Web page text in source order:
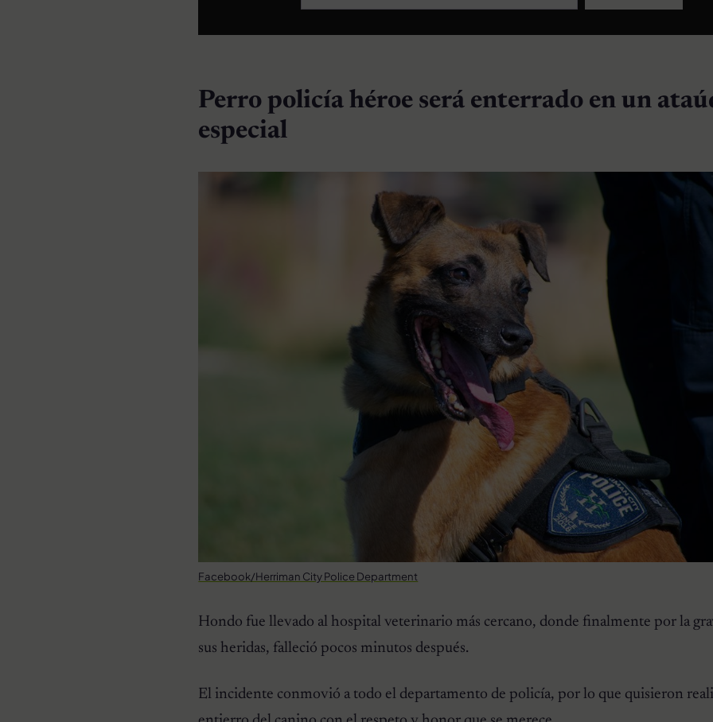
Perro policía héroe será enterrado en un
especial
Facebook/Herriman City Police Department
Hondo fue llevado al hospital veterinario más cercano, donde finalmente por la
sus heridas, falleció pocos minutos después.
El incidente conmovió a todo el departamento de policía, por lo que quisieron